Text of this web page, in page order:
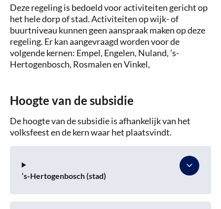
Deze regeling is bedoeld voor activiteiten gericht op
het hele dorp of stad. Activiteiten op wijk- of
buurtniveau kunnen geen aanspraak maken op deze
regeling. Er kan aangevraagd worden voor de
volgende kernen: Empel, Engelen, Nuland, ’s-
Hertogenbosch, Rosmalen en Vinkel,
Hoogte van de subsidie
De hoogte van de subsidie is afhankelijk van het
volksfeest en de kern waar het plaatsvindt.
’s-Hertogenbosch (stad)